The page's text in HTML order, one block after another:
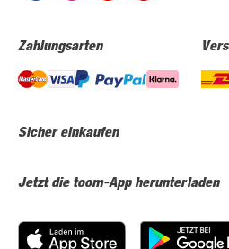
Zahlungsarten
Sicher einkaufen
Jetzt die toom-App herunterladen